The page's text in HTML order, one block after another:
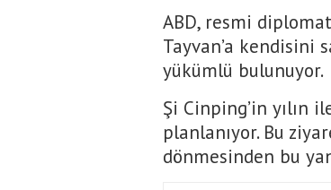
ABD, resmi
Tayvan’a kendisini
yükümlü bulunuyor.
Şi Cinping’in yılın
planlanıyor. Bu
dönmesinden bu